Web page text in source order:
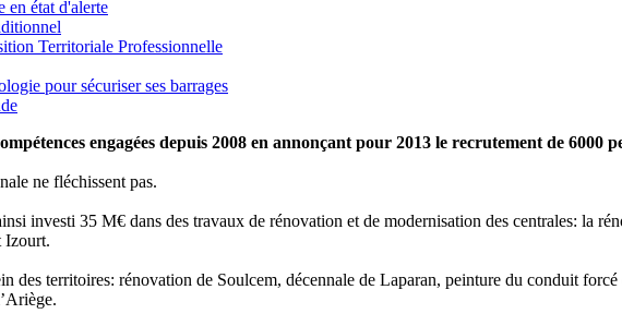
en état d'alerte
Territoriale Professionnelle
pour sécuriser ses barrages
engagées depuis 2008 en annonçant pour 2013 le recrutement de 6000
ne fléchissent pas.
investi 35 M€ dans des travaux de rénovation et de modernisation des centrales: la
Izourt.
des territoires: rénovation de Soulcem, décennale de Laparan, peinture du conduit